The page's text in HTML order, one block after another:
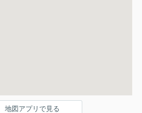
地図アプリで見る